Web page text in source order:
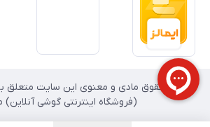
تمامی حقوق مادی و معنوی این سایت متعلق
(فروشگاه اینترنتی گوشی آنلاین)